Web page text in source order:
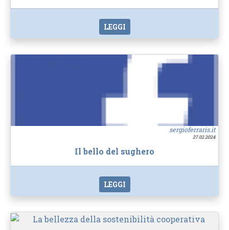
LEGGI
sergioferraris.it
27.02.2024
Il bello del sughero
LEGGI